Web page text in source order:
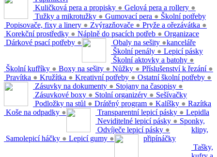
Kuličková pera a propisky ● Gelová pera a rollery ●
Tužky a mikrotužky ● Gumovací pera ●
Popisovače, fixy a linery ● Zvýrazňovače ● Pryže a ořezávátka ●
Korekční prostředky ● Náplně do psacích potřeb ●
Dárkové psací potřeby ●
Školní potřeby
Obaly na sešity ●
Školní penály ●
Školní aktovky a batohy ●
Školní kufříky ● Boxy na sešity ● Nůžky ● Příslušenství k řezání ●
Pravítka ● Kružítka ● Kreativní potřeby ● Ostatní školní potřeby ●
Organizace
kanceláře
Zásuvky na dokumenty ● Stojany na časopisy ●
Zásuvkové boxy ● Stolní organizéry ●
Podložky na stůl ● Drátěný program ● Kalíšky ●
Koše na odpadky ●
Lepicí pásky
Transparentní lepicí pásky ●
Neviditelné lepicí pásky ●
Odvíječe lepicí pásky ●
Samolepicí háčky ● Lepicí gumy ●
Sešívačky
Razítka
Lepidla
Sponky,
klipy,
připínáčky
Tašky,